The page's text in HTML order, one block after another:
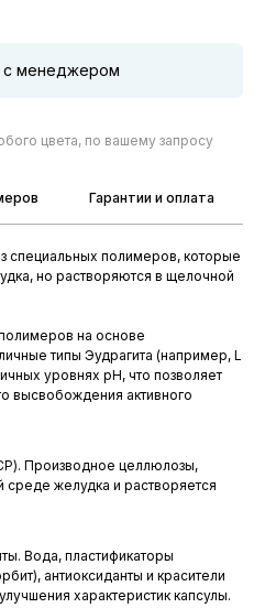
с менеджером
цвета, по вашему запросу
Гарантии и оплата
специальных полимеров, которые
но растворяются в щелочной
на основе
типы Эудрагита (например, L
уровнях pH, что позволяет
высвобождения активного
Производное целлюлозы,
среде желудка и растворяется
Вода, пластификаторы
антиоксиданты и красители
характеристик капсулы.